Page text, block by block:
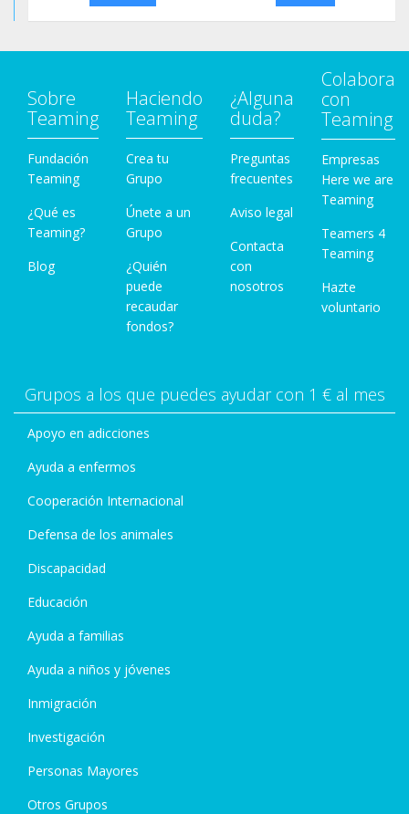
Sobre
Teaming
Fundación
Teaming
¿Qué es
Teaming?
Blog
Haciendo
Teaming
Crea tu
Grupo
Únete a un
Grupo
¿Quién
puede
recaudar
fondos?
¿Alguna
duda?
Preguntas
frecuentes
Aviso legal
Contacta
con
nosotros
Colabora
con
Teaming
Empresas
Here we are
Teaming
Teamers 4
Teaming
Hazte
voluntario
Grupos a los que puedes ayudar con 1 € al mes
Apoyo en adicciones
Ayuda a enfermos
Cooperación Internacional
Defensa de los animales
Discapacidad
Educación
Ayuda a familias
Ayuda a niños y jóvenes
Inmigración
Investigación
Personas Mayores
Otros Grupos